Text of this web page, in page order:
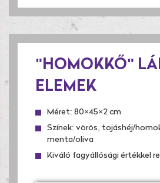
"HOMOKKŐ"
ELEMEK
Méret: 80×45×2 cm
Színek: vörös, tojáshéj/
menta/oliva
Kiváló fagyállósági értékkel